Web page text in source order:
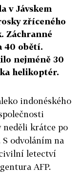
v Jávskem
zříceného
Záchranné
40 obětí.
nejméně 30
helikoptér.
indonéského
neděli krátce po
odvoláním na
letectví
AFP.